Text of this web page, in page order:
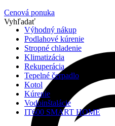
Cenová ponuka
Vyhľadať
Výhodný nákup
Podlahové kúrenie
Stropné chladenie
Klimatizácia
Rekuperácia
Tepelné čerpadlo
Kotol
Kúrenie
Vodoinštalácie
IT600 SMART HOME